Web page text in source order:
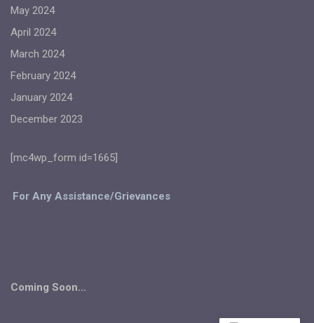
May 2024
April 2024
March 2024
February 2024
January 2024
December 2023
[mc4wp_form id=1665]
For Any Assistance/Grievances
Coming Soon...